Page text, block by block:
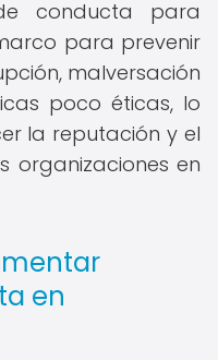
conducta para
para prevenir
malversación
poco éticas, lo
la reputación y el
organizaciones en
en